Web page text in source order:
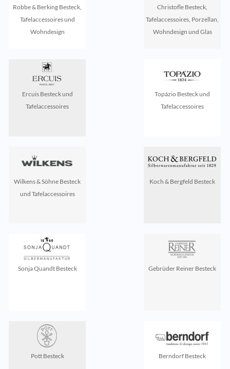
Robbe & Berking Besteck,
Tafelaccessoires und
Wohndesign
Christofle Besteck,
Tafelaccessoires, Porzellan,
Wohndesign und Glas
Ercuis Besteck und
Tafelaccessoires
Topázio Besteck und
Tafelaccessoires
Wilkens & Söhne Besteck
und Tafelaccessoires
Koch & Bergfeld Besteck
Sonja Quandt Besteck Gebrüder Reiner Besteck
Pott Besteck Berndorf Besteck